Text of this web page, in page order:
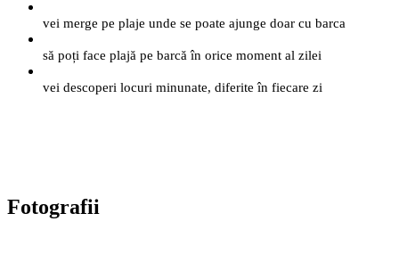
vei merge pe plaje unde se poate ajunge doar cu barca
să poți face plajă pe barcă în orice moment al zilei
vei descoperi locuri minunate, diferite în fiecare zi
Fotografii